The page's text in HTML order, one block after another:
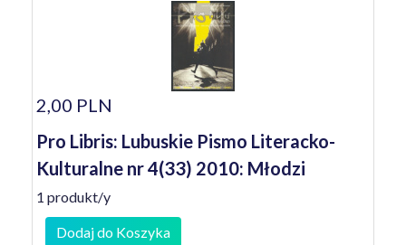
2,00 PLN
Pro Libris: Lubuskie Pismo Literacko-
Kulturalne nr 4(33) 2010: Młodzi
1 produkt/y
Dodaj do Koszyka